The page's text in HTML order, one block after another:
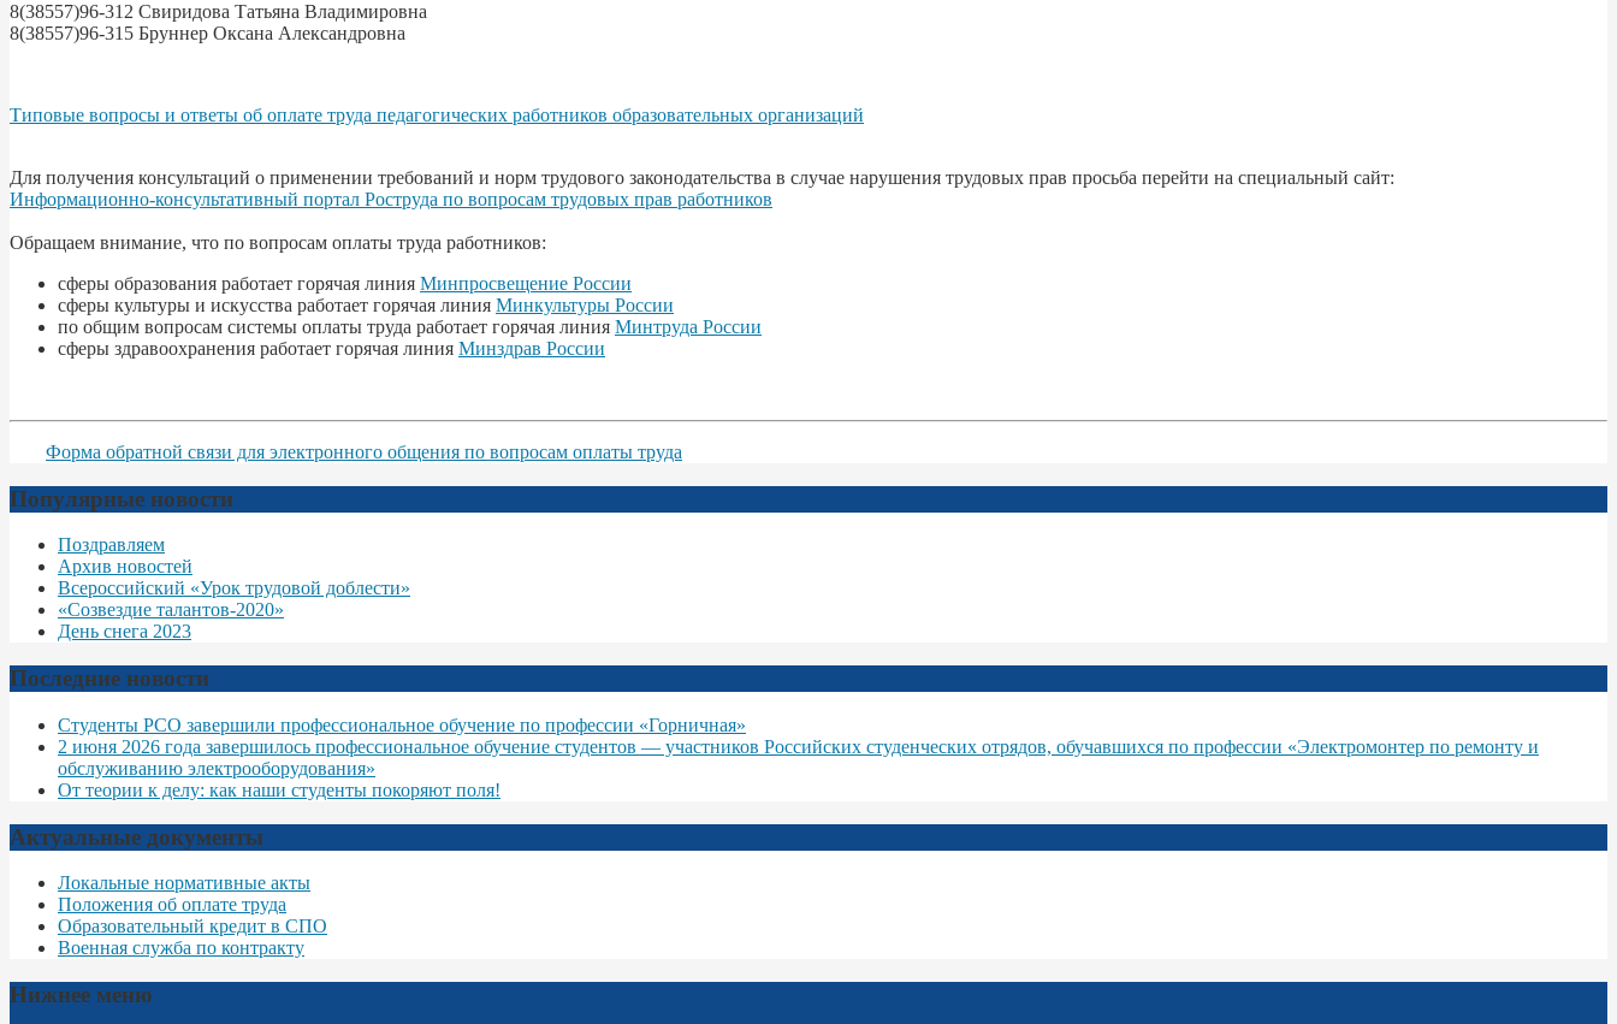
8(38557)96-312 Свиридова Татьяна Владимировна
8(38557)96-315 Бруннер Оксана Александровна
Типовые вопросы и ответы об оплате труда педагогических работников образовательных организаций
Для получения консультаций о применении требований и норм трудового законодательства в случае нарушения трудовых прав просьба перейти на специальный сайт:
Информационно-консультативный портал Роструда по вопросам трудовых прав работников
Обращаем внимание, что по вопросам оплаты труда работников:
сферы образования работает горячая линия Минпросвещение России
сферы культуры и искусства работает горячая линия Минкультуры России
по общим вопросам системы оплаты труда работает горячая линия Минтруда России
сферы здравоохранения работает горячая линия Минздрав России
Форма обратной связи для электронного общения по вопросам оплаты труда
Популярные новости
Поздравляем
Архив новостей
Всероссийский «Урок трудовой доблести»
«Созвездие талантов-2020»
День снега 2023
Последние новости
Студенты РСО завершили профессиональное обучение по профессии «Горничная»
2 июня 2026 года завершилось профессиональное обучение студентов — участников Российских студенческих отрядов, обучавшихся по профессии «Электромонтер по ремонту и
обслуживанию электрооборудования»
От теории к делу: как наши студенты покоряют поля!
Актуальные документы
Локальные нормативные акты
Положения об оплате труда
Образовательный кредит в СПО
Военная служба по контракту
Нижнее меню